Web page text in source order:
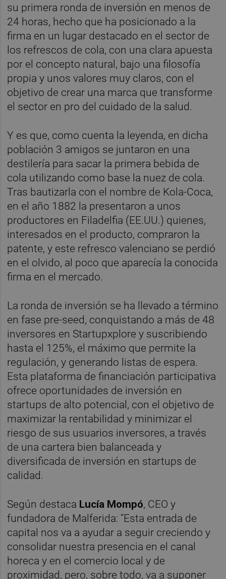
su primera ronda de inversión en menos de
24 horas, hecho que ha posicionado a la
firma en un lugar destacado en el sector de
los refrescos de cola, con una clara apuesta
por el concepto natural, bajo una filosofía
propia y unos valores muy claros, con el
objetivo de crear una marca que transforme
el sector en pro del cuidado de la salud.
Y es que, como cuenta la leyenda, en dicha
población 3 amigos se juntaron en una
destilería para sacar la primera bebida de
cola utilizando como base la nuez de cola.
Tras bautizarla con el nombre de Kola-Coca,
en el año 1882 la presentaron a unos
productores en Filadelfia (EE.UU.) quienes,
interesados en el producto, compraron la
patente, y este refresco valenciano se perdió
en el olvido, al poco que aparecía la conocida
firma en el mercado.
La ronda de inversión se ha llevado a término
en fase pre-seed, conquistando a más de 48
inversores en Startupxplore y suscribiendo
hasta el 125%, el máximo que permite la
regulación, y generando listas de espera.
Esta plataforma de financiación participativa
ofrece oportunidades de inversión en
startups de alto potencial, con el objetivo de
maximizar la rentabilidad y minimizar el
riesgo de sus usuarios inversores, a través
de una cartera bien balanceada y
diversificada de inversión en startups de
calidad.
Según destaca Lucía Mompó, CEO y
fundadora de Malferida: “Esta entrada de
capital nos va a ayudar a seguir creciendo y
consolidar nuestra presencia en el canal
horeca y en el comercio local y de
proximidad, pero, sobre todo, va a suponer